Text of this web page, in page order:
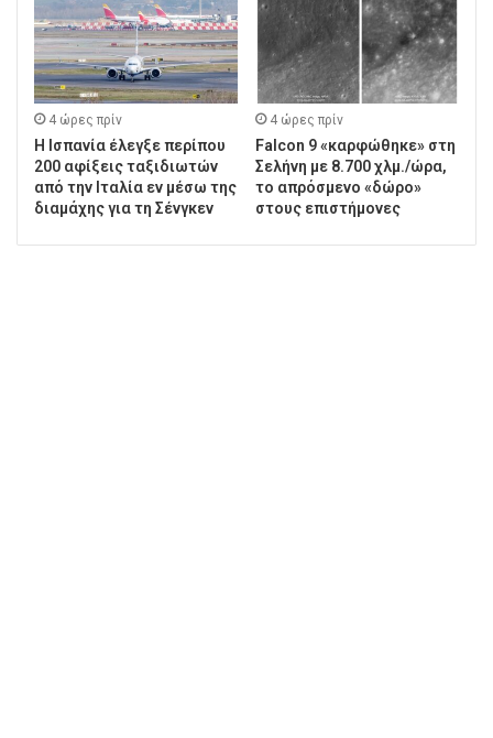
4 ώρες πρίν
Η Ισπανία έλεγξε περίπου
200 αφίξεις ταξιδιωτών
από την Ιταλία εν μέσω της
διαμάχης για τη Σένγκεν
4 ώρες πρίν
Falcon 9 «καρφώθηκε» στη
Σελήνη με 8.700 χλμ./ώρα,
το απρόσμενο «δώρο»
στους επιστήμονες